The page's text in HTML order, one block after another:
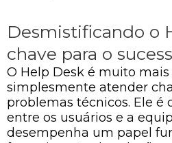
Desmistificando o
chave para o
O Help Desk é muito
simplesmente atender
problemas técnicos. Ele é
entre os usuários e a
desempenha um papel